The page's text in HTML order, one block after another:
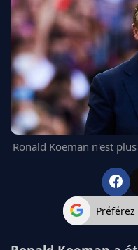
REAL MADRID
FC BARCELONE
MANCHESTER UNITED
CHELSEA
ARSENAL
BAYERN
L'AVIS DE LA RÉDAC'
Ronald Koeman n'est